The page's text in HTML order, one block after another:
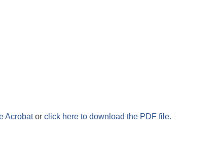
Acrobator click here to download the PDF file.